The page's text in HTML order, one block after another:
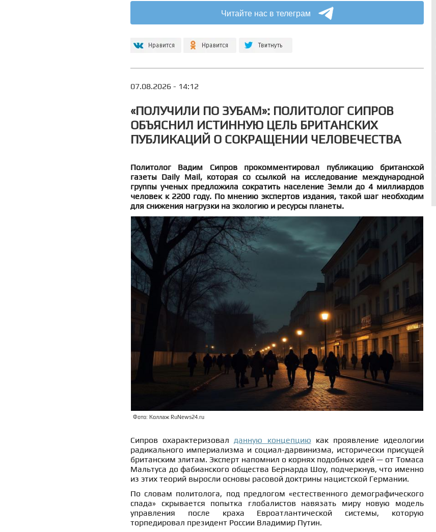
Читайте нас в телеграм
07.08.2026 - 14:12
«ПОЛУЧИЛИ ПО ЗУБАМ»: ПОЛИТОЛОГ СИПРОВ
ОБЪЯСНИЛ ИСТИННУЮ ЦЕЛЬ БРИТАНСКИХ
ПУБЛИКАЦИЙ О СОКРАЩЕНИИ ЧЕЛОВЕЧЕСТВА
Политолог Вадим Сипров прокомментировал публикацию британской
газеты Daily Mail, которая со ссылкой на исследование международной
группы ученых предложила сократить население Земли до 4 миллиардов
человек к 2200 году. По мнению экспертов издания, такой шаг необходим
для снижения нагрузки на экологию и ресурсы планеты.
Фото: Коллаж RuNews24.ru
Сипров охарактеризовалданную концепцию как проявление идеологии
радикального империализма и социал-дарвинизма, исторически присущей
британским элитам. Эксперт напомнил о корнях подобных идей — от Томаса
Мальтуса до фабианского общества Бернарда Шоу, подчеркнув, что именно
из этих теорий выросли основы расовой доктрины нацистской Германии.
По словам политолога, под предлогом «естественного демографического
спада» скрывается попытка глобалистов навязать миру новую модель
управления после краха Евроатлантической системы, которую
торпедировал президент России Владимир Путин.